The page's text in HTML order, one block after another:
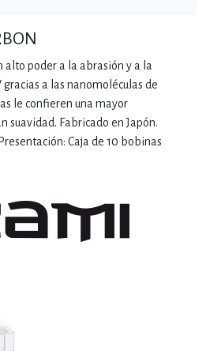
alto poder a la abrasión y a la
a las nanomoléculas de
le confieren una mayor
suavidad. Fabricado en Japón.
Caja de 10 bobinas